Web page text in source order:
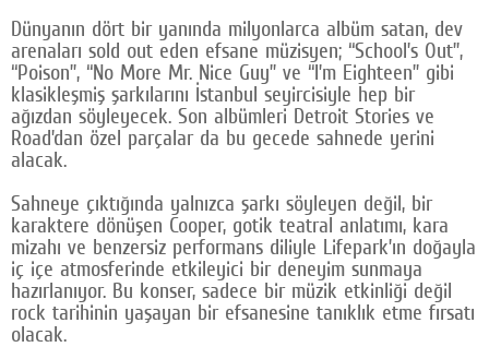
Google Plus
© 2026 TÜM HAKLARI SAKLIDIR
Dünyanın dört bir yanında milyonlarca albüm satan, dev
arenaları sold out eden efsane müzisyen; “School’s Out”,
“Poison”, “No More Mr. Nice Guy” ve “I’m Eighteen” gibi
klasikleşmiş şarkılarını İstanbul seyircisiyle hep bir
ağızdan söyleyecek. Son albümleri Detroit Stories ve
Road’dan özel parçalar da bu gecede sahnede yerini
alacak.
Sahneye çıktığında yalnızca şarkı söyleyen değil, bir
karaktere dönüşen Cooper, gotik teatral anlatımı, kara
mizahı ve benzersiz performans diliyle Lifepark’ın doğayla
iç içe atmosferinde etkileyici bir deneyim sunmaya
hazırlanıyor. Bu konser, sadece bir müzik etkinliği değil
rock tarihinin yaşayan bir efsanesine tanıklık etme fırsatı
olacak.